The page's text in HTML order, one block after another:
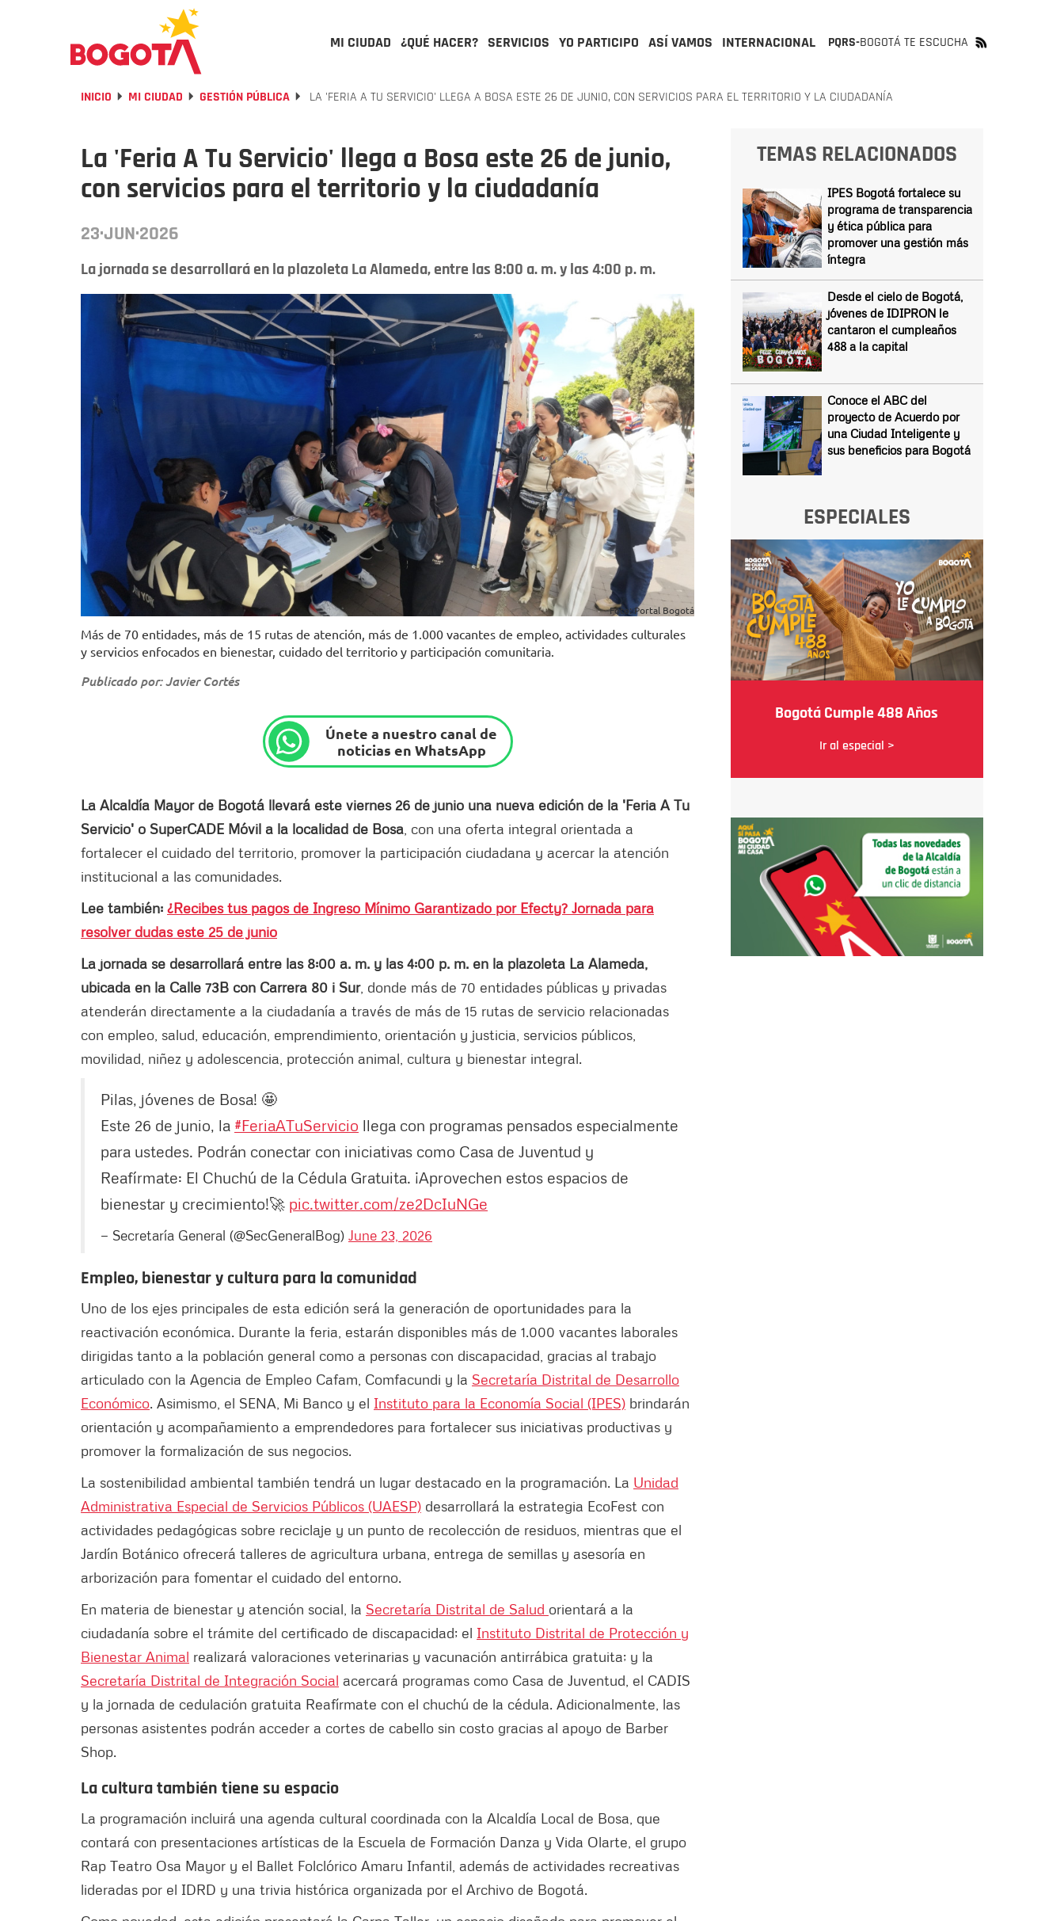
MI CIUDAD ¿QUÉ HACER? SERVICIOS YO PARTICIPO ASÍ VAMOS INTERNACIONAL PQRS-BOGOTÁ TE ESCUCHA
INICIO MI CIUDAD GESTIÓN PÚBLICA LA 'FERIA A TU SERVICIO' LLEGA A BOSA ESTE 26 DE JUNIO, CON SERVICIOS PARA EL TERRITORIO Y LA CIUDADANÍA
La 'Feria A Tu Servicio' llega a Bosa este 26 de junio,
con servicios para el territorio y la ciudadanía
23·JUN·2026
La jornada se desarrollará en la plazoleta La Alameda, entre las 8:00 a. m. y las 4:00 p. m.
Foto: Portal Bogotá
Más de 70 entidades, más de 15 rutas de atención, más de 1.000 vacantes de empleo, actividades culturales
y servicios enfocados en bienestar, cuidado del territorio y participación comunitaria.
Publicado por: Javier Cortés
Únete a nuestro canal de
noticias en WhatsApp
La Alcaldía Mayor de Bogotá llevará este viernes 26 de junio una nueva edición de la 'Feria A Tu
Servicio' o SuperCADE Móvil a la localidad de Bosa , con una oferta integral orientada a
fortalecer el cuidado del territorio, promover la participación ciudadana y acercar la atención
institucional a las comunidades.
Lee también: ¿Recibes tus pagos de Ingreso Mínimo Garantizado por Efecty? Jornada para
resolver dudas este 25 de junio
La jornada se desarrollará entre las 8:00 a. m. y las 4:00 p. m. en la plazoleta La Alameda,
ubicada en la Calle 73B con Carrera 80 i Sur, donde más de 70 entidades públicas y privadas
atenderán directamente a la ciudadanía a través de más de 15 rutas de servicio relacionadas
con empleo, salud, educación, emprendimiento, orientación y justicia, servicios públicos,
movilidad, niñez y adolescencia, protección animal, cultura y bienestar integral.
Pilas, jóvenes de Bosa! 🤩
Este 26 de junio, la #FeriaATuServicio llega con programas pensados especialmente
para ustedes. Podrán conectar con iniciativas como Casa de Juventud y
Reafírmate: El Chuchú de la Cédula Gratuita. ¡Aprovechen estos espacios de
bienestar y crecimiento!🚀 pic.twitter.com/ze2DcIuNGe
— Secretaría General (@SecGeneralBog) June 23, 2026
Empleo, bienestar y cultura para la comunidad
Uno de los ejes principales de esta edición será la generación de oportunidades para la
reactivación económica. Durante la feria, estarán disponibles más de 1.000 vacantes laborales
dirigidas tanto a la población general como a personas con discapacidad, gracias al trabajo
articulado con la Agencia de Empleo Cafam, Comfacundi y la Secretaría Distrital de Desarrollo
Económico. Asimismo, el SENA, Mi Banco y el Instituto para la Economía Social (IPES) brindarán
orientación y acompañamiento a emprendedores para fortalecer sus iniciativas productivas y
promover la formalización de sus negocios.
La sostenibilidad ambiental también tendrá un lugar destacado en la programación. La Unidad
Administrativa Especial de Servicios Públicos (UAESP) desarrollará la estrategia EcoFest con
actividades pedagógicas sobre reciclaje y un punto de recolección de residuos, mientras que el
Jardín Botánico ofrecerá talleres de agricultura urbana, entrega de semillas y asesoría en
arborización para fomentar el cuidado del entorno.
En materia de bienestar y atención social, la Secretaría Distrital de Salud orientará a la
ciudadanía sobre el trámite del certificado de discapacidad; el Instituto Distrital de Protección y
Bienestar Animal realizará valoraciones veterinarias y vacunación antirrábica gratuita; y la
Secretaría Distrital de Integración Social acercará programas como Casa de Juventud, el CADIS
y la jornada de cedulación gratuita Reafírmate con el chuchú de la cédula. Adicionalmente, las
personas asistentes podrán acceder a cortes de cabello sin costo gracias al apoyo de Barber
Shop.
La cultura también tiene su espacio
La programación incluirá una agenda cultural coordinada con la Alcaldía Local de Bosa, que
contará con presentaciones artísticas de la Escuela de Formación Danza y Vida Olarte, el grupo
Rap Teatro Osa Mayor y el Ballet Folclórico Amaru Infantil, además de actividades recreativas
lideradas por el IDRD y una trivia histórica organizada por el Archivo de Bogotá.
TEMAS RELACIONADOS
IPES Bogotá fortalece su
programa de transparencia
y ética pública para
promover una gestión más
íntegra
Desde el cielo de Bogotá,
jóvenes de IDIPRON le
cantaron el cumpleaños
488 a la capital
Conoce el ABC del
proyecto de Acuerdo por
una Ciudad Inteligente y
sus beneficios para Bogotá
ESPECIALES
Bogotá Cumple 488 Años
Ir al especial >